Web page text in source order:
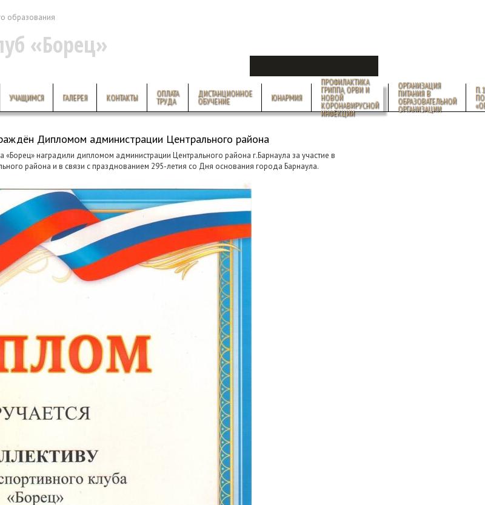
образования
«Борец»
УЧАЩИМСЯ ГАЛЕРЕЯ КОНТАКТЫ ОПЛАТА
ТРУДА
ДИСТАНЦИОННОЕ
ОБУЧЕНИЕ ЮНАРМИЯ
ПРОФИЛАКТИКА
ГРИППА, ОРВИ И
НОВОЙ
КОРОНАВИРУСНОЙ
ИНФЕКЦИИ
ОРГАНИЗАЦИЯ
ПИТАНИЯ В
ОБРАЗОВАТЕЛЬНОЙ
ОРГАНИЗАЦИИ
П.
Дипломом администрации Центрального района
наградили дипломом администрации Центрального района г.Барнаула за участие в
района и в связи с празднованием 295-летия со Дня основания города Барнаула.